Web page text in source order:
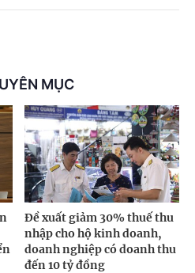
MỤC
Đề xuất giảm 30% thuế thu
nhập cho hộ kinh doanh,
doanh nghiệp có doanh thu
đến 10 tỷ đồng